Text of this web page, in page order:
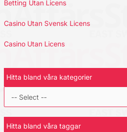
Betting Utan Licens
Casino Utan Svensk Licens
Casino Utan Licens
Hitta bland våra kategorier
Hitta bland våra taggar